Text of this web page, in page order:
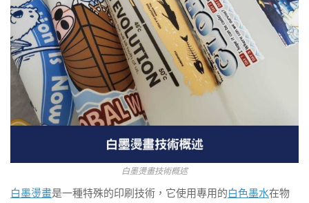
白墨燙畫技術概述
白墨燙畫是一種特殊的印刷技術，它使用專用的白色墨水在物